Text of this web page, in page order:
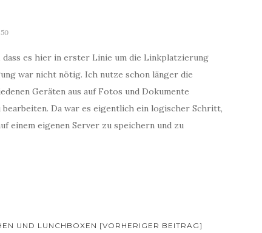
dass es hier in erster Linie um die Linkplatzierung
war nicht nötig. Ich nutze schon länger die
Geräten aus auf Fotos und Dokumente
bearbeiten. Da war es eigentlich ein logischer Schritt,
einem eigenen Server zu speichern und zu
UND LUNCHBOXEN [VORHERIGER BEITRAG]